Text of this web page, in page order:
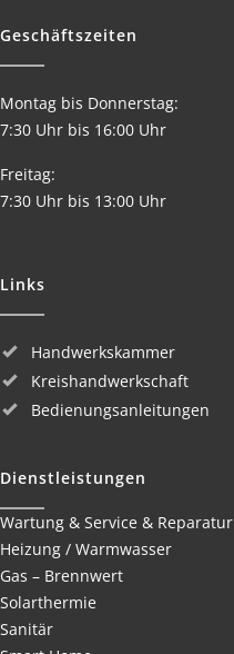
Geschäftszeiten
Montag bis Donnerstag:
7:30 Uhr bis 16:00 Uhr
Freitag:
7:30 Uhr bis 13:00 Uhr
Links
Handwerkskammer
Kreishandwerkschaft
Bedienungsanleitungen
Dienstleistungen
Wartung & Service & Reparatur
Heizung / Warmwasser
Gas – Brennwert
Solarthermie
Sanitär